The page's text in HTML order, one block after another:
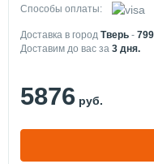
Способы оплаты:
Доставка в город Тверь - 799
Доставим до вас за 3 дня.
5876 руб.